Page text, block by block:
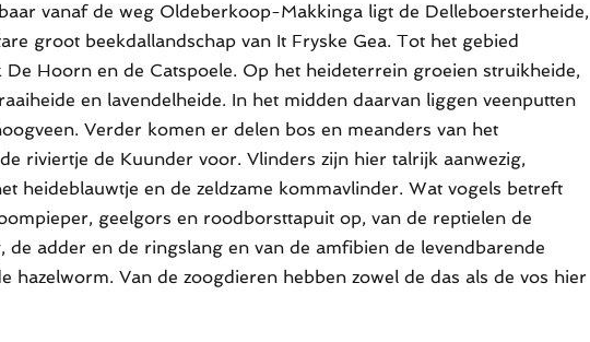
vanaf de weg Oldeberkoop-Makkinga ligt de Delleboersterheide,
groot beekdallandschap van It Fryske Gea. Tot het gebied
De Hoorn en de Catspoele. Op het heideterrein groeien struikheide,
en lavendelheide. In het midden daarvan liggen veenputten
Verder komen er delen bos en meanders van het
riviertje de Kuunder voor. Vlinders zijn hier talrijk aanwezig,
heideblauwtje en de zeldzame kommavlinder. Wat vogels betreft
geelgors en roodborsttapuit op, van de reptielen de
de adder en de ringslang en van de amfibien de levendbarende
hazelworm. Van de zoogdieren hebben zowel de das als de vos hier